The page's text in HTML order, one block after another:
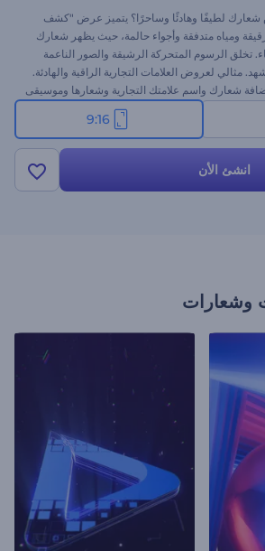
لطيفًا وهادئًا وساحرًا؟ يتميز عرض "كشف
ومياه متدفقة وأجواء حالمة، حيث يظهر شعارك
تخلق الرسوم المتحركة الرشيقة والصور الناعمة
مثالي لعروض العلامات التجارية الراقية والهادئة.
شعارك واسم علامتك التجارية وشعارها وموسيقى
9:16
انشئ الأن
وشعارات